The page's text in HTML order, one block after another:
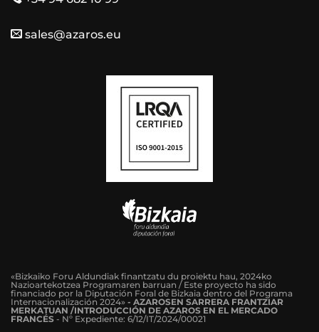
sales@azaros.eu
«Bizkaiko Foru Aldundiak finantzatu du proiektu hau, 2024ko
Nazioartekotzea Programaren barruan / Este proyecto ha sido
financiado por la Diputación Foral de Bizkaia dentro del Programa
Internacionalización 2024» - AZAROSEN SARRERA FRANTZIAR
MERKATUAN /INTRODUCCIÓN DE AZAROS EN EL MERCADO
FRANCÉS - Nº Expediente: 6/12/IT/2024/00021